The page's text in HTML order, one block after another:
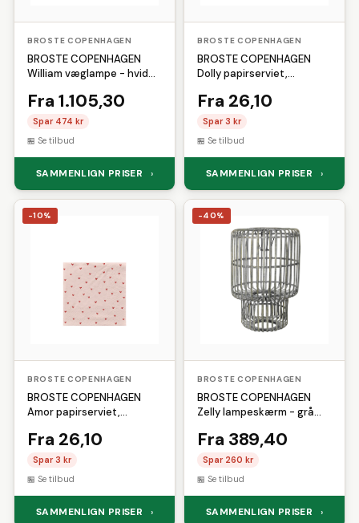
BROSTE COPENHAGEN
BROSTE COPENHAGEN
William væglampe - hvid
Fra 1.105,30
Spar 474 kr
Se tilbud
SAMMENLIGN PRISER ›
BROSTE COPENHAGEN
BROSTE COPENHAGEN
Dolly papirserviet,
sort papir (33x33)
Fra 26,10
Spar 3 kr
Se tilbud
SAMMENLIGN PRISER ›
-10%
BROSTE COPENHAGEN
BROSTE COPENHAGEN
Amor papirserviet,
papir (33x33)
Fra 26,10
Spar 3 kr
Se tilbud
SAMMENLIGN PRISER ›
-40%
BROSTE COPENHAGEN
BROSTE COPENHAGEN
Zelly lampeskærm - grå
Fra 389,40
Spar 260 kr
Se tilbud
SAMMENLIGN PRISER ›